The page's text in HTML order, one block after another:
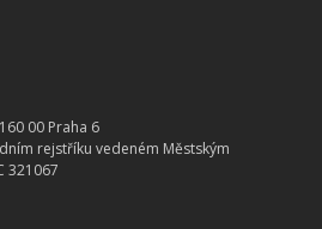
00 Praha 6
rejstříku vedeném Městským
321067